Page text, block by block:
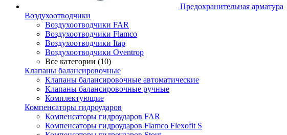
Предохранительная арматура
Воздухоотводчики
Воздухоотводчики FAR
Воздухоотводчики Flamco
Воздухоотводчики Itap
Воздухоотводчики Oventrop
Все категории (10)
Клапаны балансировочные
Клапаны балансировочные автоматические
Клапаны балансировочные ручные
Комплектующие
Компенсаторы гидроударов
Компенсаторы гидроударов FAR
Компенсаторы гидроударов Flamco Flexofit S